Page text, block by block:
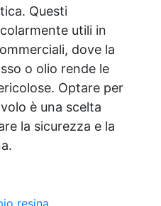
Questi
utili in
dove la
o olio rende le
Optare per
è una scelta
la sicurezza e la